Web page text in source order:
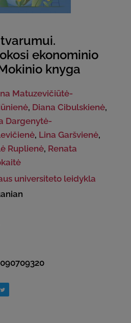
ekonominio
knyga
Matuzevičiūtė-
, Diana Cibulskienė,
Dargenytė-
, Lina Garšvienė,
Ruplienė, Renata
universiteto leidykla